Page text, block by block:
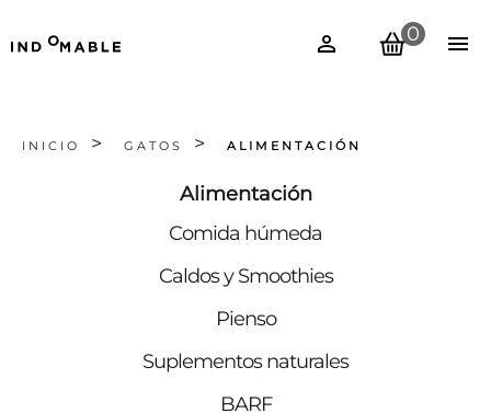
0
INICIO GATOS ALIMENTACIÓN
Alimentación
Comida húmeda
Caldos y Smoothies
Pienso
Suplementos naturales
BARF